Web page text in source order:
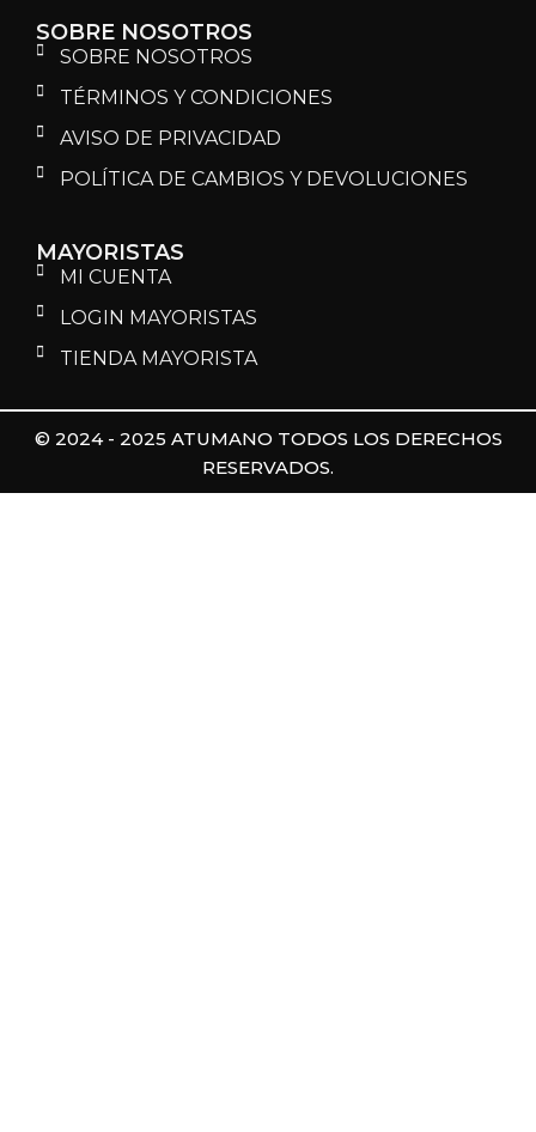
SOBRE NOSOTROS
SOBRE NOSOTROS
TÉRMINOS Y CONDICIONES
AVISO DE PRIVACIDAD
POLÍTICA DE CAMBIOS Y DEVOLUCIONES
MAYORISTAS
MI CUENTA
LOGIN MAYORISTAS
TIENDA MAYORISTA
© 2024 - 2025 ATUMANO TODOS LOS DERECHOS
RESERVADOS.